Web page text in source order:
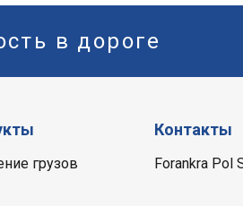
в дороге
грузов
Контакты
Forankra Pol